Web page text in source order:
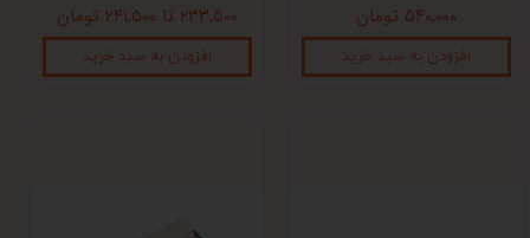
۵۴۰,۰۰۰ تومان
افزودن به سبد خرید
۲۳۳,۵۰۰ تا ۲۴۱,۵۰۰ تومان
افزودن به سبد خرید